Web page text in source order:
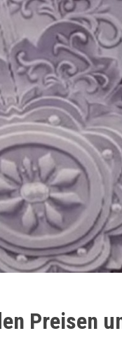
Preisen